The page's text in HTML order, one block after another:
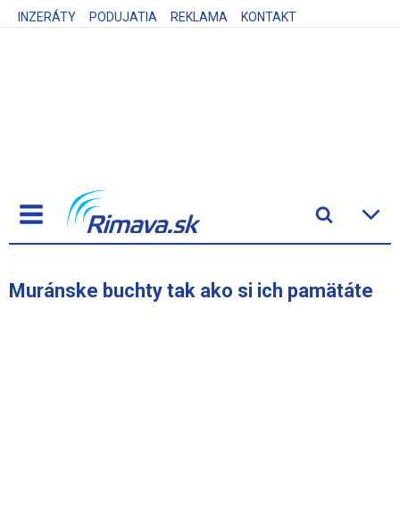
INZERÁTY PODUJATIA REKLAMA KONTAKT
Muránske buchty tak ako si ich pamätáte